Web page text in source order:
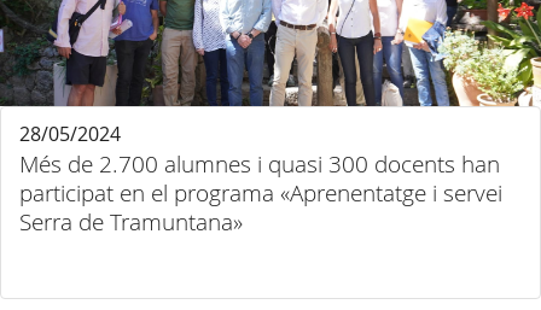
Més de 2.700 alumnes i quasi 300 docents han
participat en el programa «Aprenentatge i servei
Serra de Tramuntana»
28/05/2024